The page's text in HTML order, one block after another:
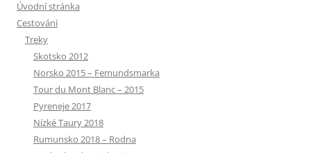
Úvodní stránka
Cestování
Treky
Skotsko 2012
Norsko 2015 – Femundsmarka
Tour du Mont Blanc – 2015
Pyreneje 2017
Nízké Taury 2018
Rumunsko 2018 – Rodna